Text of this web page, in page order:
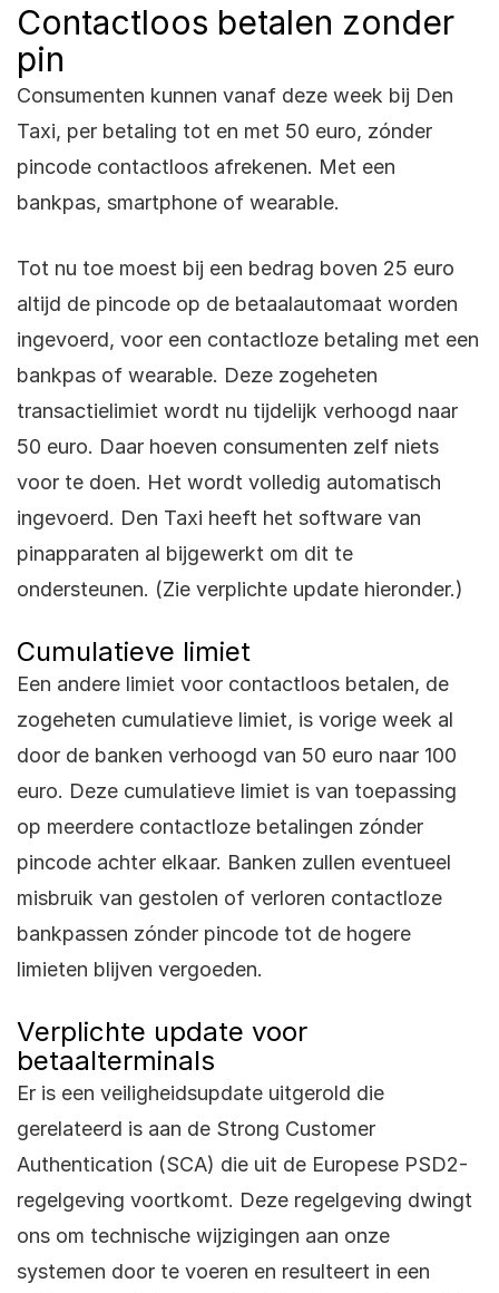
Contactloos betalen zonder
pin
Consumenten kunnen vanaf deze week bij Den
Taxi, per betaling tot en met 50 euro, zónder
pincode contactloos afrekenen. Met een
bankpas, smartphone of wearable.
Tot nu toe moest bij een bedrag boven 25 euro
altijd de pincode op de betaalautomaat worden
ingevoerd, voor een contactloze betaling met een
bankpas of wearable. Deze zogeheten
transactielimiet wordt nu tijdelijk verhoogd naar
50 euro. Daar hoeven consumenten zelf niets
voor te doen. Het wordt volledig automatisch
ingevoerd. Den Taxi heeft het software van
pinapparaten al bijgewerkt om dit te
ondersteunen. (Zie verplichte update hieronder.)
Cumulatieve limiet
Een andere limiet voor contactloos betalen, de
zogeheten cumulatieve limiet, is vorige week al
door de banken verhoogd van 50 euro naar 100
euro. Deze cumulatieve limiet is van toepassing
op meerdere contactloze betalingen zónder
pincode achter elkaar. Banken zullen eventueel
misbruik van gestolen of verloren contactloze
bankpassen zónder pincode tot de hogere
limieten blijven vergoeden.
Verplichte update voor
betaalterminals
Er is een veiligheidsupdate uitgerold die
gerelateerd is aan de Strong Customer
Authentication (SCA) die uit de Europese PSD2-
regelgeving voortkomt. Deze regelgeving dwingt
ons om technische wijzigingen aan onze
systemen door te voeren en resulteert in een